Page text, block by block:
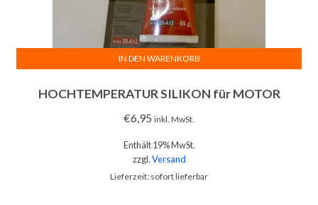
HOCHTEMPERATUR SILIKON für MOTOR
€6,95 inkl. MwSt.
Enthält 19% MwSt.
zzgl.Versand
Lieferzeit: sofort lieferbar
IN DEN WARENKORB